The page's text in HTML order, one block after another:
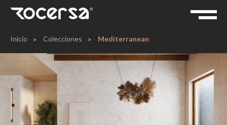
Inicio Colecciones Mediterranean